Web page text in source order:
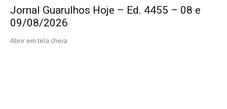
Jornal Guarulhos Hoje – Ed. 4455 – 08 e
09/08/2026
Abrir em tela cheia